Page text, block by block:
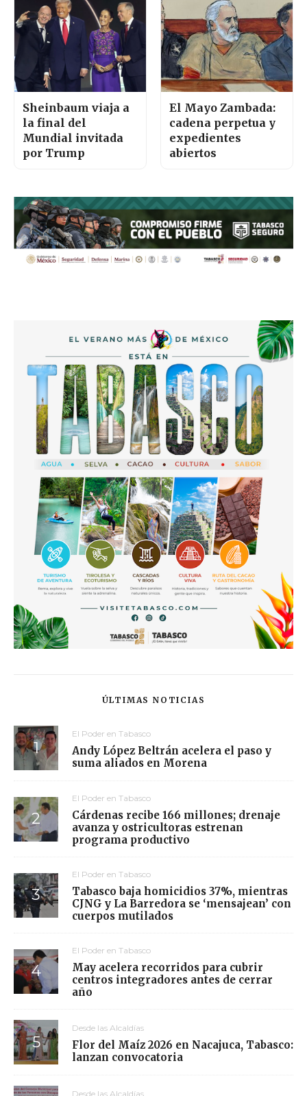
Sheinbaum viaja a
la final del
Mundial invitada
por Trump
El Mayo Zambada:
cadena perpetua y
expedientes
abiertos
ÚLTIMAS NOTICIAS
El Poder en Tabasco
Andy López Beltrán acelera el paso y
suma aliados en Morena
El Poder en Tabasco
Cárdenas recibe 166 millones; drenaje
avanza y ostricultoras estrenan
programa productivo
El Poder en Tabasco
Tabasco baja homicidios 37%, mientras
CJNG y La Barredora se ‘mensajean’ con
cuerpos mutilados
El Poder en Tabasco
May acelera recorridos para cubrir
centros integradores antes de cerrar
año
Desde las Alcaldías
Flor del Maíz 2026 en Nacajuca, Tabasco:
lanzan convocatoria
Desde las Alcaldías